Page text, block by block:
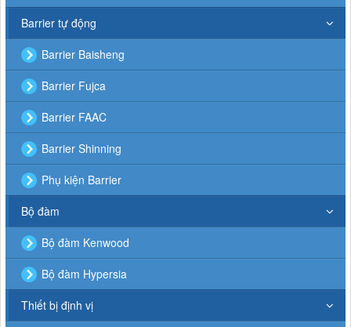
Barrier tự động
Barrier Baisheng
Barrier Fujca
Barrier FAAC
Barrier Shinning
Phụ kiện Barrier
Bộ đàm
Bộ đàm Kenwood
Bộ đàm Hypersia
Thiết bị định vị